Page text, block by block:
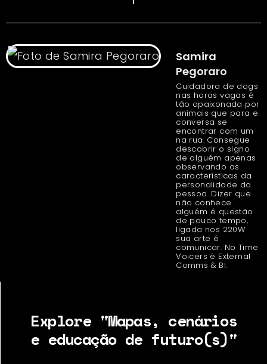
Samira
Pegoraro
Cuidadora de dogs
nas horas vagas é
tão apaixonada por
animais que para e
conversa se
encontrar com um
na rua. Consegue
descobrir o signo
de alguém apenas
observando as
características da
personalidade da
pessoa. Dizer que
não conhece
alguém é questão
de pouco tempo,
ligada nos 220W
sua arte é
comunicar. No Time
Voicers é External
Comms & BI.
Explore "Mapas, cenários
e educação de futuro(s)"